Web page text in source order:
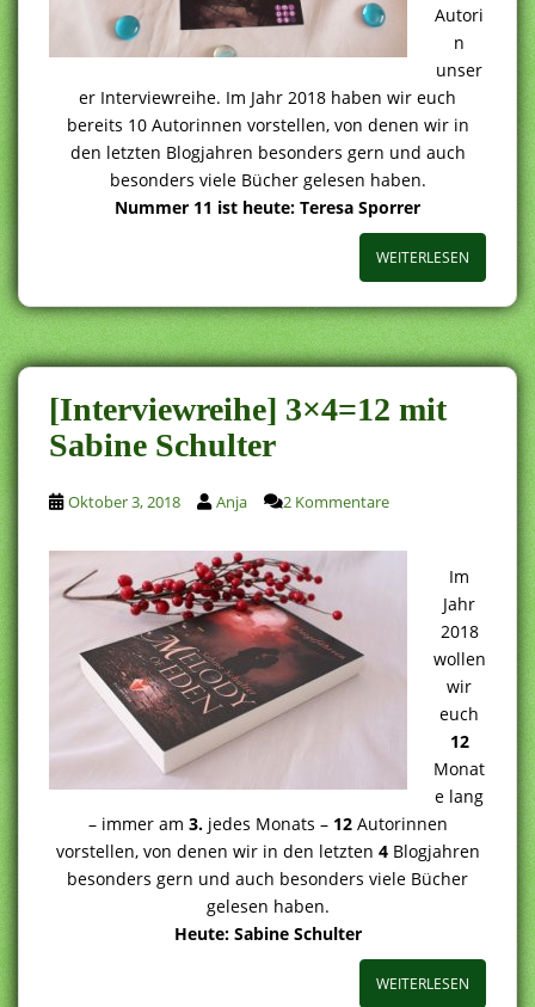
Autori
n
unser
er Interviewreihe. Im Jahr 2018 haben wir euch
bereits 10 Autorinnen vorstellen, von denen wir in
den letzten Blogjahren besonders gern und auch
besonders viele Bücher gelesen haben.
Nummer 11 ist heute: Teresa Sporrer
WEITERLESEN
[Interviewreihe] 3×4=12 mit
Sabine Schulter
Oktober 3, 2018 Anja 2 Kommentare
Im
Jahr
2018
wollen
wir
euch
12
Monat
e lang
– immer am 3. jedes Monats – 12Autorinnen
vorstellen, von denen wir in den letzten 4Blogjahren
besonders gern und auch besonders viele Bücher
gelesen haben.
Heute: Sabine Schulter
WEITERLESEN